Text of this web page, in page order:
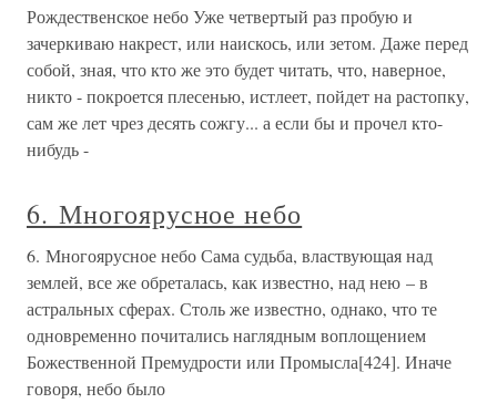
Рождественское небо Уже четвертый раз пробую и
зачеркиваю накрест, или наискось, или зетом. Даже перед
собой, зная, что кто же это будет читать, что, наверное,
никто - покроется плесенью, истлеет, пойдет на растопку,
сам же лет чрез десять сожгу... а если бы и прочел кто-
нибудь -
6. Многоярусное небо
6. Многоярусное небо Сама судьба, властвующая над
землей, все же обреталась, как известно, над нею – в
астральных сферах. Столь же известно, однако, что те
одновременно почитались наглядным воплощением
Божественной Премудрости или Промысла[424]. Иначе
говоря, небо было